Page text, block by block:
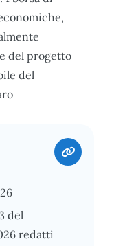
del progetto
del
del
redatti